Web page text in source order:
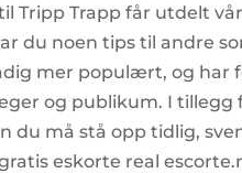
Tripp Trapp får utdelt
du noen tips til andre
mer populært, og har
og publikum. I
du må stå opp tidlig,
eskorte real